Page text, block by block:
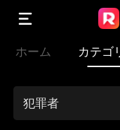
ホーム カテゴ
犯罪者